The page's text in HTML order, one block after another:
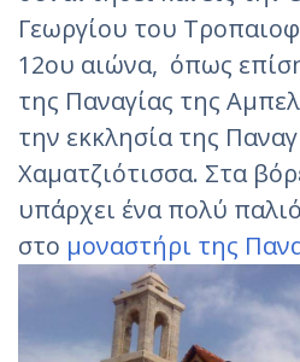
Γεωργίου του
12ου αιώνα, όπως
της Παναγίας της
την εκκλησία της
Χαματζιότισσα. Στα
υπάρχει ένα πολύ
στο μοναστήρι της